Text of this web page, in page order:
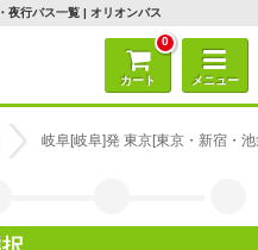
夜行バス一覧 | オリオンバス
0
カート メニュー
岐阜[岐阜]発 東京[東京・新宿・